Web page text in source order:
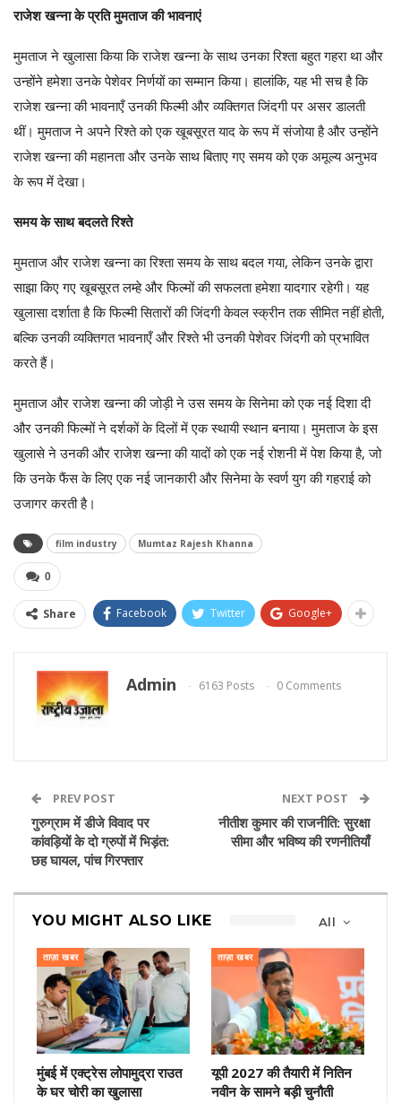
राजेश खन्ना के प्रति मुमताज की भावनाएं
मुमताज ने खुलासा किया कि राजेश खन्ना के साथ उनका रिश्ता बहुत गहरा था और
उन्होंने हमेशा उनके पेशेवर निर्णयों का सम्मान किया। हालांकि, यह भी सच है कि
राजेश खन्ना की भावनाएँ उनकी फिल्मी और व्यक्तिगत जिंदगी पर असर डालती
थीं। मुमताज ने अपने रिश्ते को एक खूबसूरत याद के रूप में संजोया है और उन्होंने
राजेश खन्ना की महानता और उनके साथ बिताए गए समय को एक अमूल्य अनुभव
के रूप में देखा।
समय के साथ बदलते रिश्ते
मुमताज और राजेश खन्ना का रिश्ता समय के साथ बदल गया, लेकिन उनके द्वारा
साझा किए गए खूबसूरत लम्हे और फिल्मों की सफलता हमेशा यादगार रहेगी। यह
खुलासा दर्शाता है कि फिल्मी सितारों की जिंदगी केवल स्क्रीन तक सीमित नहीं होती,
बल्कि उनकी व्यक्तिगत भावनाएँ और रिश्ते भी उनकी पेशेवर जिंदगी को प्रभावित
करते हैं।
मुमताज और राजेश खन्ना की जोड़ी ने उस समय के सिनेमा को एक नई दिशा दी
और उनकी फिल्मों ने दर्शकों के दिलों में एक स्थायी स्थान बनाया। मुमताज के इस
खुलासे ने उनकी और राजेश खन्ना की यादों को एक नई रोशनी में पेश किया है, जो
कि उनके फैंस के लिए एक नई जानकारी और सिनेमा के स्वर्ण युग की गहराई को
उजागर करती है।
film industry Mumtaz Rajesh Khanna
0
Share Facebook Twitter Google+
Admin 6163 Posts 0 Comments
PREV POST
गुरुग्राम में डीजे विवाद पर
कांवड़ियों के दो ग्रुपों में भिड़ंत:
छह घायल, पांच गिरफ्तार
NEXT POST
नीतीश कुमार की राजनीति: सुरक्षा
सीमा और भविष्य की रणनीतियाँ
All
YOU MIGHT ALSO LIKE
ताज़ा खबर
मुंबई में एक्ट्रेस लोपामुद्रा राउत
के घर चोरी का खुलासा
ताज़ा खबर
यूपी 2027 की तैयारी में नितिन
नवीन के सामने बड़ी चुनौती